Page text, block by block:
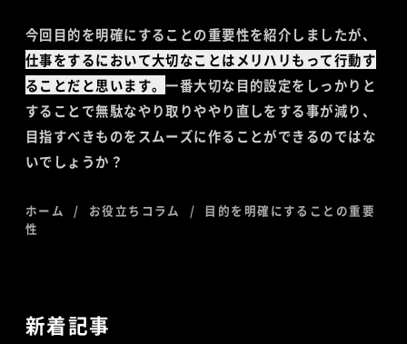
今回目的を明確にすることの重要性を紹介しましたが、
仕事をするにおいて大切なことはメリハリもって行動す
ることだと思います。一番大切な目的設定をしっかりと
することで無駄なやり取りややり直しをする事が減り、
目指すべきものをスムーズに作ることができるのではな
いでしょうか？
ホーム お役立ちコラム
目的を明確にすることの重要
性
新着記事